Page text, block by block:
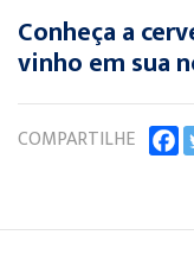
Conheça a
vinho em sua
COMPARTILHE